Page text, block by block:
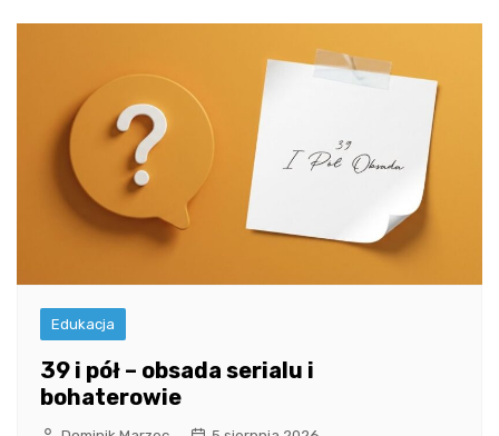
Edukacja
39 i pół – obsada serialu i
bohaterowie